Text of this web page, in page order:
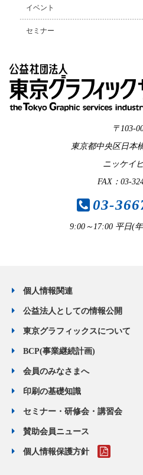
イベント
セミナー
〒103-
東京都中央区日本
ニッケイ
FAX：03-
03-
9:00～17:00 平日(
個人情報関連
公益法人としての情報公開
東京グラフィックスについて
BCP(事業継続計画)
会員のみなさまへ
印刷の基礎知識
セミナー・研修会・講習会
賛助会員ニュース
個人情報保護方針